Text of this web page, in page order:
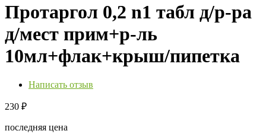
Протаргол 0,2 n1 табл д/р-ра
д/мест прим+р-ль
10мл+флак+крыш/пипетка
Написать отзыв
230 ₽
последняя цена